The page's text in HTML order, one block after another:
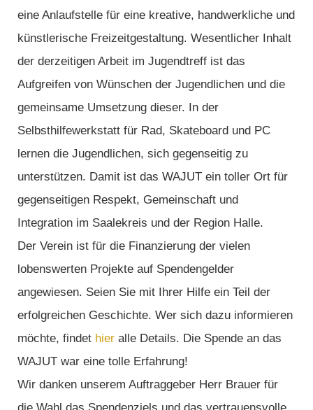
eine Anlaufstelle für eine kreative, handwerkliche und
künstlerische Freizeitgestaltung. Wesentlicher Inhalt
der derzeitigen Arbeit im Jugendtreff ist das
Aufgreifen von Wünschen der Jugendlichen und die
gemeinsame Umsetzung dieser. In der
Selbsthilfewerkstatt für Rad, Skateboard und PC
lernen die Jugendlichen, sich gegenseitig zu
unterstützen. Damit ist das WAJUT ein toller Ort für
gegenseitigen Respekt, Gemeinschaft und
Integration im Saalekreis und der Region Halle.
Der Verein ist für die Finanzierung der vielen
lobenswerten Projekte auf Spendengelder
angewiesen. Seien Sie mit Ihrer Hilfe ein Teil der
erfolgreichen Geschichte. Wer sich dazu informieren
möchte, findet hier alle Details. Die Spende an das
WAJUT war eine tolle Erfahrung!
Wir danken unserem Auftraggeber Herr Brauer für